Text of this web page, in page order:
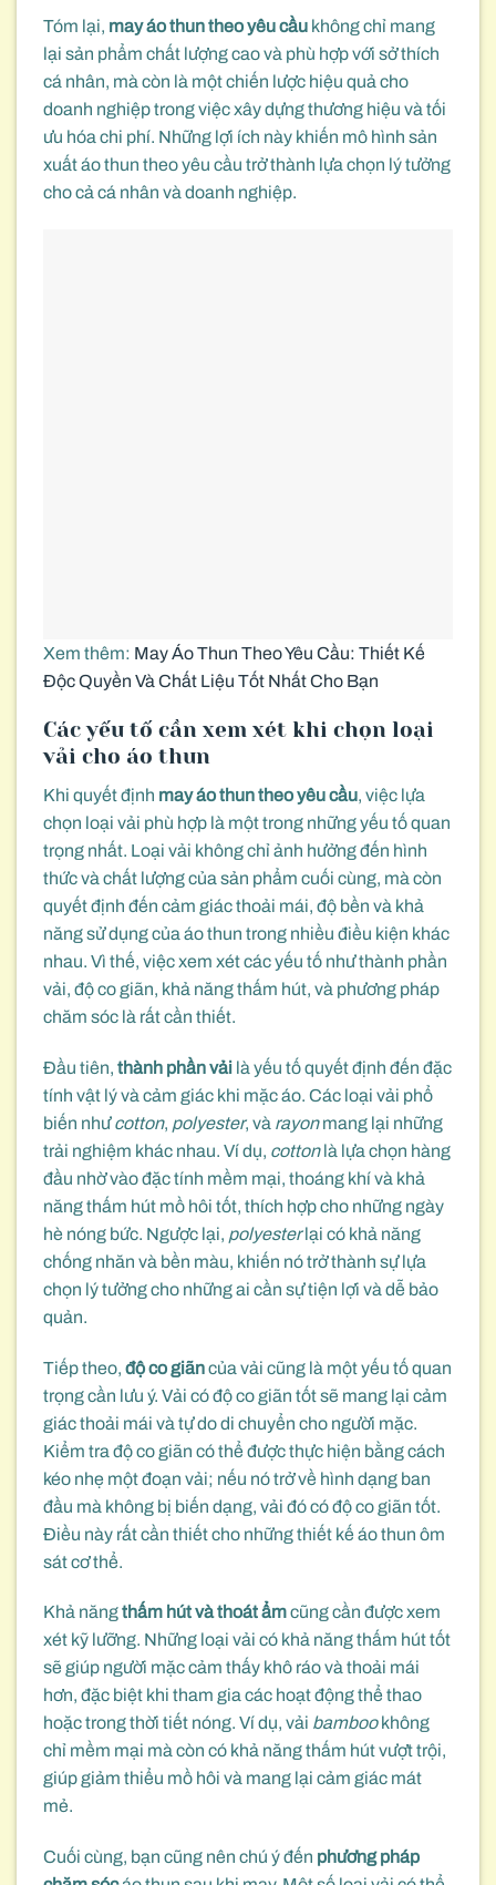
Tóm lại, may áo thun theo yêu cầu không chỉ mang
lại sản phẩm chất lượng cao và phù hợp với sở thích
cá nhân, mà còn là một chiến lược hiệu quả cho
doanh nghiệp trong việc xây dựng thương hiệu và tối
ưu hóa chi phí. Những lợi ích này khiến mô hình sản
xuất áo thun theo yêu cầu trở thành lựa chọn lý tưởng
cho cả cá nhân và doanh nghiệp.
Xem thêm: May Áo Thun Theo Yêu Cầu: Thiết Kế
Độc Quyền Và Chất Liệu Tốt Nhất Cho Bạn
Các yếu tố cần xem xét khi chọn loại
vải cho áo thun
Khi quyết định may áo thun theo yêu cầu, việc lựa
chọn loại vải phù hợp là một trong những yếu tố quan
trọng nhất. Loại vải không chỉ ảnh hưởng đến hình
thức và chất lượng của sản phẩm cuối cùng, mà còn
quyết định đến cảm giác thoải mái, độ bền và khả
năng sử dụng của áo thun trong nhiều điều kiện khác
nhau. Vì thế, việc xem xét các yếu tố như thành phần
vải, độ co giãn, khả năng thấm hút, và phương pháp
chăm sóc là rất cần thiết.
Đầu tiên, thành phần vải là yếu tố quyết định đến đặc
tính vật lý và cảm giác khi mặc áo. Các loại vải phổ
biến nhưcotton, polyester, và rayonmang lại những
trải nghiệm khác nhau. Ví dụ, cottonlà lựa chọn hàng
đầu nhờ vào đặc tính mềm mại, thoáng khí và khả
năng thấm hút mồ hôi tốt, thích hợp cho những ngày
hè nóng bức. Ngược lại, polyesterlại có khả năng
chống nhăn và bền màu, khiến nó trở thành sự lựa
chọn lý tưởng cho những ai cần sự tiện lợi và dễ bảo
quản.
Tiếp theo, độ co giãncủa vải cũng là một yếu tố quan
trọng cần lưu ý. Vải có độ co giãn tốt sẽ mang lại cảm
giác thoải mái và tự do di chuyển cho người mặc.
Kiểm tra độ co giãn có thể được thực hiện bằng cách
kéo nhẹ một đoạn vải; nếu nó trở về hình dạng ban
đầu mà không bị biến dạng, vải đó có độ co giãn tốt.
Điều này rất cần thiết cho những thiết kế áo thun ôm
sát cơ thể.
Khả năngthấm hút và thoát ẩmcũng cần được xem
xét kỹ lưỡng. Những loại vải có khả năng thấm hút tốt
sẽ giúp người mặc cảm thấy khô ráo và thoải mái
hơn, đặc biệt khi tham gia các hoạt động thể thao
hoặc trong thời tiết nóng. Ví dụ, vải bambookhông
chỉ mềm mại mà còn có khả năng thấm hút vượt trội,
giúp giảm thiểu mồ hôi và mang lại cảm giác mát
mẻ.
Cuối cùng, bạn cũng nên chú ý đến phương pháp